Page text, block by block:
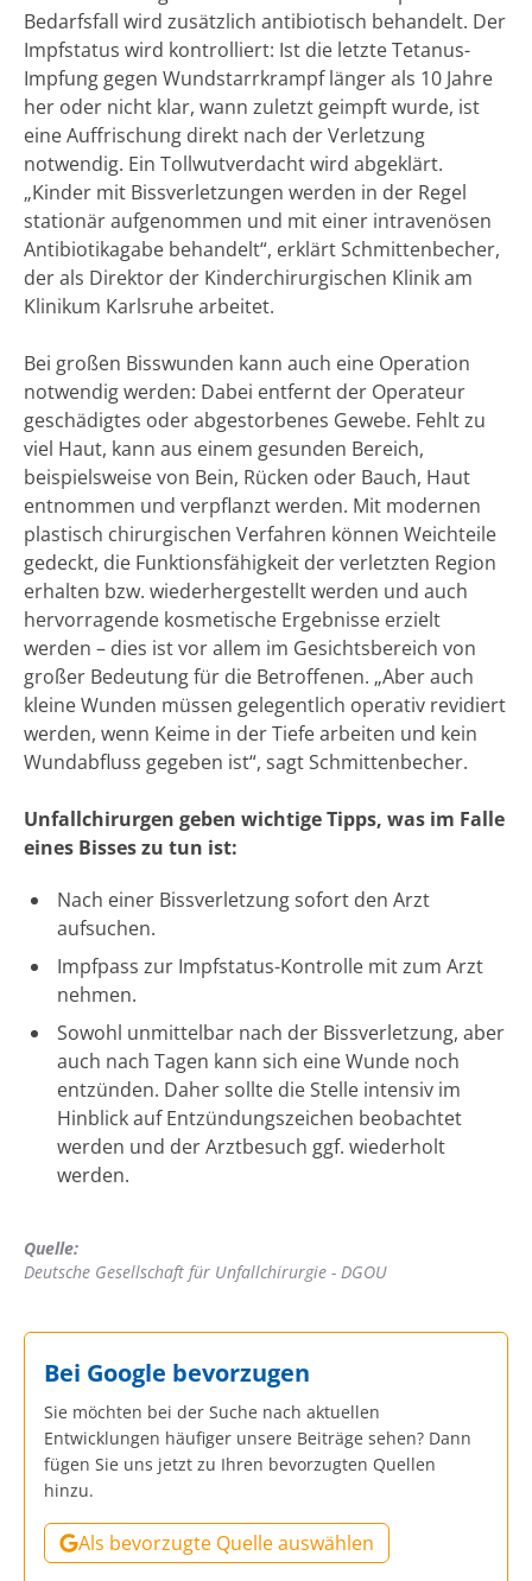
Bedarfsfall wird zusätzlich antibiotisch behandelt. Der
Impfstatus wird kontrolliert: Ist die letzte Tetanus-
Impfung gegen Wundstarrkrampf länger als 10 Jahre
her oder nicht klar, wann zuletzt geimpft wurde, ist
eine Auffrischung direkt nach der Verletzung
notwendig. Ein Tollwutverdacht wird abgeklärt.
„Kinder mit Bissverletzungen werden in der Regel
stationär aufgenommen und mit einer intravenösen
Antibiotikagabe behandelt“, erklärt Schmittenbecher,
der als Direktor der Kinderchirurgischen Klinik am
Klinikum Karlsruhe arbeitet.
Bei großen Bisswunden kann auch eine Operation
notwendig werden: Dabei entfernt der Operateur
geschädigtes oder abgestorbenes Gewebe. Fehlt zu
viel Haut, kann aus einem gesunden Bereich,
beispielsweise von Bein, Rücken oder Bauch, Haut
entnommen und verpflanzt werden. Mit modernen
plastisch chirurgischen Verfahren können Weichteile
gedeckt, die Funktionsfähigkeit der verletzten Region
erhalten bzw. wiederhergestellt werden und auch
hervorragende kosmetische Ergebnisse erzielt
werden – dies ist vor allem im Gesichtsbereich von
großer Bedeutung für die Betroffenen. „Aber auch
kleine Wunden müssen gelegentlich operativ revidiert
werden, wenn Keime in der Tiefe arbeiten und kein
Wundabfluss gegeben ist“, sagt Schmittenbecher.
Unfallchirurgen geben wichtige Tipps, was im Falle
eines Bisses zu tun ist:
Nach einer Bissverletzung sofort den Arzt
aufsuchen.
Impfpass zur Impfstatus-Kontrolle mit zum Arzt
nehmen.
Sowohl unmittelbar nach der Bissverletzung, aber
auch nach Tagen kann sich eine Wunde noch
entzünden. Daher sollte die Stelle intensiv im
Hinblick auf Entzündungszeichen beobachtet
werden und der Arztbesuch ggf. wiederholt
werden.
Quelle:
Deutsche Gesellschaft für Unfallchirurgie - DGOU
Bei Google bevorzugen
Sie möchten bei der Suche nach aktuellen
Entwicklungen häufiger unsere Beiträge sehen? Dann
fügen Sie uns jetzt zu Ihren bevorzugten Quellen
hinzu.
Als bevorzugte Quelle auswählen